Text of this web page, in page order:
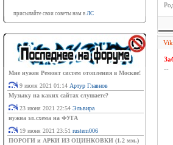
присылайте свои советы нам в ЛС
Мне нужен Ремонт систем отопления в Москве!
9 июля 2021 01:14 Артур Главнов
Музыку на каких сайтах слушаете?
23 июня 2021 22:54 Эльвира
нужна эл.схема на ФУГА
19 июня 2021 23:51 rustem006
ПОРОГИ и АРКИ ИЗ ОЦИНКОВКИ (1.2 мм.)
--